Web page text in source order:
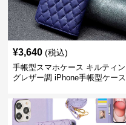
¥3,640 (税込)
手帳型スマホケース キルティン
グレザー調 iPhone手帳型ケース